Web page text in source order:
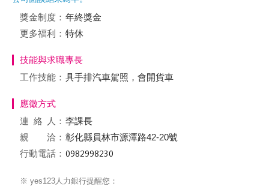
獎金制度： 年終獎金
更多福利： 特休
技能與求職專長
工作技能： 具手排汽車駕照，會開貨車
應徵方式
連絡
人： 李課長
親 洽： 彰化縣員林市源潭路42-20號
行動電話：
※ yes123人力銀行提醒您：